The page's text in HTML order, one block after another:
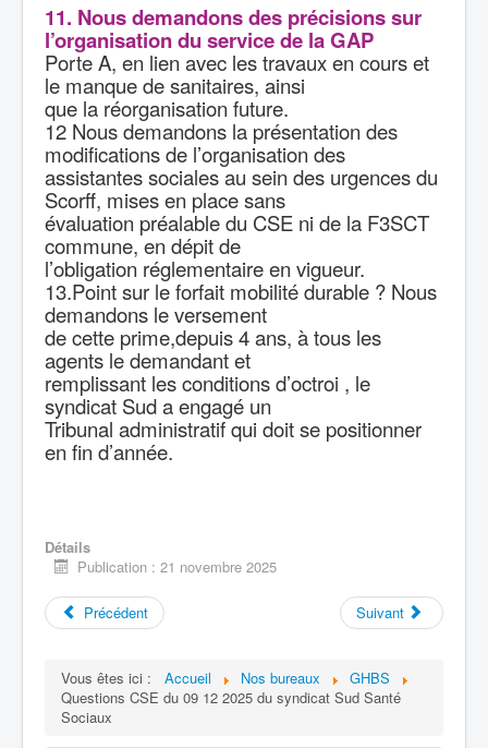
11. Nous demandons des précisions sur
l’organisation du service de la GAP
Porte A, en lien avec les travaux en cours et
le manque de sanitaires, ainsi
que la réorganisation future.
12 Nous demandons la présentation des
modifications de l’organisation des
assistantes sociales au sein des urgences du
Scorff, mises en place sans
évaluation préalable du CSE ni de la F3SCT
commune, en dépit de
l’obligation réglementaire en vigueur.
13.Point sur le forfait mobilité durable ? Nous
demandons le versement
de cette prime,depuis 4 ans, à tous les
agents le demandant et
remplissant les conditions d’octroi , le
syndicat Sud a engagé un
Tribunal administratif qui doit se positionner
en fin d’année.
Détails
Publication : 21 novembre 2025
Précédent Suivant
Vous êtes ici : Accueil Nos bureaux
GHBS
Questions CSE du 09 12 2025 du syndicat Sud Santé
Sociaux